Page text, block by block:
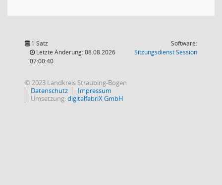
1 Satz
Letzte Änderung: 08.08.2026
07:00:40
Software:
SitzungsdienstSession(Wird in
© 2023 Landkreis Straubing-Bogen
Datenschutz
Impressum
Umsetzung:digitalfabriX GmbH